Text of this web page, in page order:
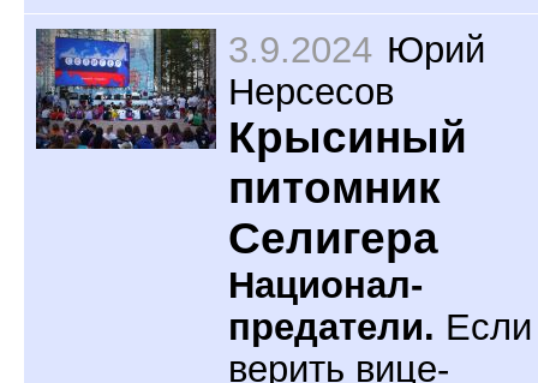
3.9.2024 Юрий
Нерсесов
Крысиный
питомник
Селигера
Национал-
предатели. Если
верить вице-